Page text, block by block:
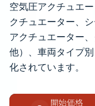
空気圧アクチュエ
クチュエーター、
アクチュエーター
他）、車両タイプ
化されています。